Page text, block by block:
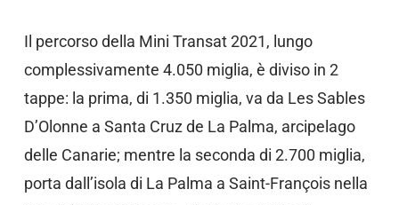
Il percorso della Mini Transat 2021, lungo
complessivamente 4.050 miglia, è diviso in 2
tappe: la prima, di 1.350 miglia, va da Les Sables
D’Olonne a Santa Cruz de La Palma, arcipelago
delle Canarie; mentre la seconda di 2.700 miglia,
porta dall’isola di La Palma a Saint-François nella